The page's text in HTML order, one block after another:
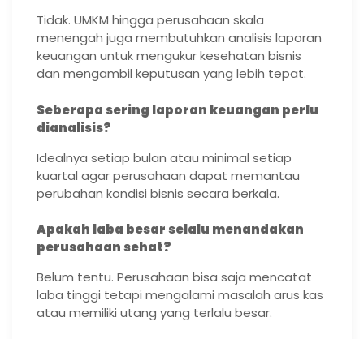
Tidak. UMKM hingga perusahaan skala
menengah juga membutuhkan analisis laporan
keuangan untuk mengukur kesehatan bisnis
dan mengambil keputusan yang lebih tepat.
Seberapa sering laporan keuangan perlu
dianalisis?
Idealnya setiap bulan atau minimal setiap
kuartal agar perusahaan dapat memantau
perubahan kondisi bisnis secara berkala.
Apakah laba besar selalu menandakan
perusahaan sehat?
Belum tentu. Perusahaan bisa saja mencatat
laba tinggi tetapi mengalami masalah arus kas
atau memiliki utang yang terlalu besar.